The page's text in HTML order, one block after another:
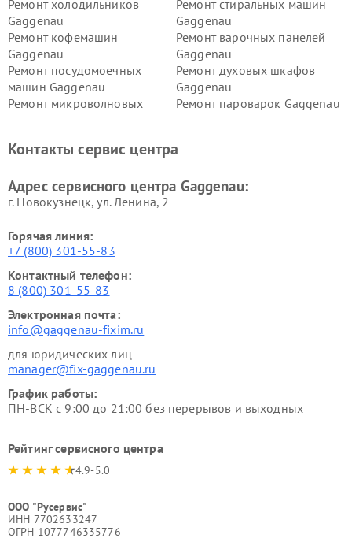
Ремонт холодильников
Gaggenau
Ремонт стиральных машин
Gaggenau
Ремонт кофемашин
Gaggenau
Ремонт варочных панелей
Gaggenau
Ремонт посудомоечных
машин Gaggenau
Ремонт духовых шкафов
Gaggenau
Ремонт микроволновых
Ремонт пароварок Gaggenau
Контакты сервис центра
Адрес сервисного центра Gaggenau:
г. Новокузнецк, ул. Ленина, 2
Горячая линия:
+7 (800) 301-55-83
Контактный телефон:
8 (800) 301-55-83
Электронная почта:
info@gaggenau-fixim.ru
для юридических лиц
manager@fix-gaggenau.ru
График работы:
ПН-ВСК с 9:00 до 21:00 без перерывов и выходных
Рейтинг сервисного центра
4.9-5.0
ООО "Русервис"
ИНН 7702633247
ОГРН 1077746335776